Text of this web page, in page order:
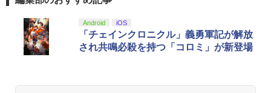
【Amazon.co.jp限定】劇場版モノノ怪
第三章 蛇神 (Amazon.co.jp限定オリジ
ナル三方背収納ケース付きコレクション)
(オリジナル特典:オリジナル巾着＋メー
ボード付) [Blu-ray]
Android iOS
「チェインクロニクル」義勇軍記が解放
され共鳴必殺を持つ「コロミ」が新登場